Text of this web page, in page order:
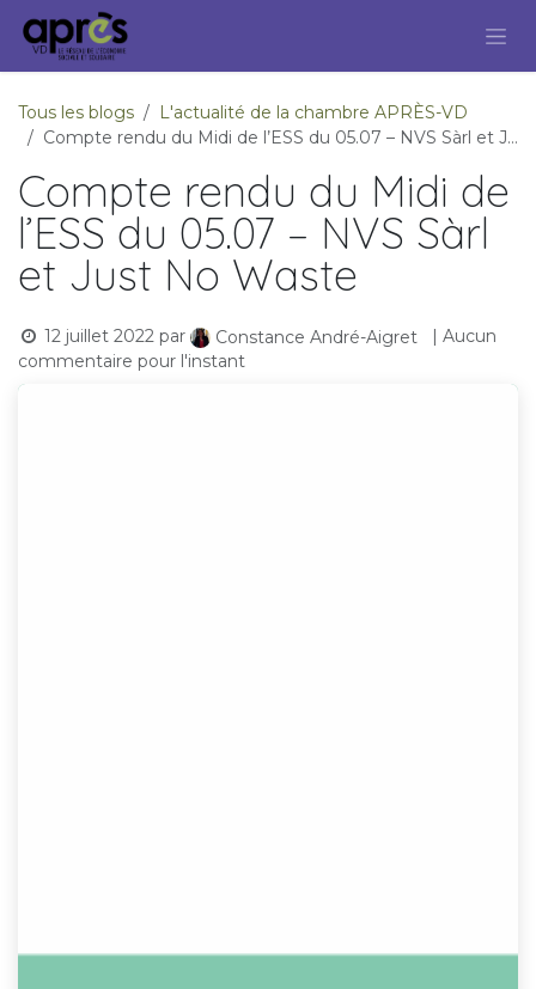
Se rendre au contenu
Tous les blogs
L'actualité de la chambre APRÈS-VD
Compte rendu du Midi de l’ESS du 05.07 – NVS Sàrl et Just No Waste
Compte rendu du Midi de
l’ESS du 05.07 – NVS Sàrl
et Just No Waste
12 juillet 2022 par Constance André-Aigret
| Aucun
commentaire pour l'instant